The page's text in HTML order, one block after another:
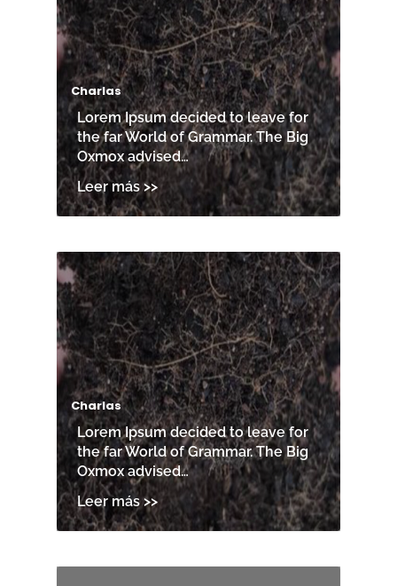
Charlas
Lorem Ipsum decided to leave for
the far World of Grammar. The Big
Oxmox advised…
Charlas
Lorem Ipsum decided to leave for
the far World of Grammar. The Big
Oxmox advised…